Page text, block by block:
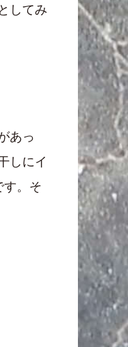
してみ
あっ
しにイ
す。そ